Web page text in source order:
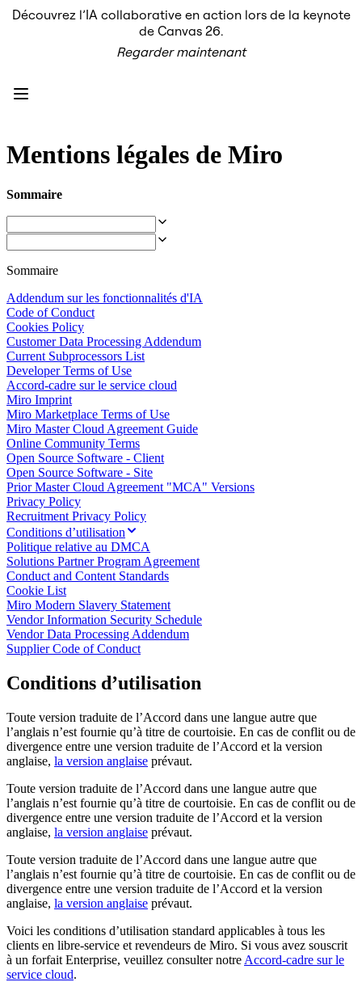
Canevas intelligent
Connecteurs
Serveur MCP
Plans d’action
Intégrations
Formats
Kanban
Plannings
Enregistrement
Tables
Diapositives
Cas d’utilisation
À la une
Explorer les playbooks d’IA
Explorer le Miroverse
Général
Ateliers
Brainstorming
Cartes mentales
Cartes conceptuelles
Diagrammes de flux
Création de roadmaps
Cartographie des processus
Conception technique et documentation
Prototypes et wireframes
Synthèse de recherche
Planification des objectifs
Conception organisationnelle
Solutions
Par segment d’activité
Grandes entreprises
Petites entreprises
Start-ups
Par secteur
Numérique
Services professionnels
Industrie manufacturière
Commerce de détail
Services financiers
Pharmaceutique et sciences de la vie
Par équipe
Gestion de produit
Conception et UX
Découvrez l’IA collaborative en action lors de la keynote
de Canvas 26.
Regarder maintenant
Mentions légales de Miro
Sommaire
Sommaire
Addendum sur les fonctionnalités d'IA
Code of Conduct
Cookies Policy
Customer Data Processing Addendum
Current Subprocessors List
Developer Terms of Use
Accord-cadre sur le service cloud
Miro Imprint
Miro Marketplace Terms of Use
Miro Master Cloud Agreement Guide
Online Community Terms
Open Source Software - Client
Open Source Software - Site
Prior Master Cloud Agreement "MCA" Versions
Privacy Policy
Recruitment Privacy Policy
Conditions d’utilisation
Politique relative au DMCA
Solutions Partner Program Agreement
Conduct and Content Standards
Cookie List
Miro Modern Slavery Statement
Vendor Information Security Schedule
Vendor Data Processing Addendum
Supplier Code of Conduct
Conditions d’utilisation
Toute version traduite de l’Accord dans une langue autre que
l’anglais n’est fournie qu’à titre de courtoisie. En cas de conflit ou de
divergence entre une version traduite de l’Accord et la version
anglaise, la version anglaise prévaut.
Toute version traduite de l’Accord dans une langue autre que
l’anglais n’est fournie qu’à titre de courtoisie. En cas de conflit ou de
divergence entre une version traduite de l’Accord et la version
anglaise, la version anglaise prévaut.
Toute version traduite de l’Accord dans une langue autre que
l’anglais n’est fournie qu’à titre de courtoisie. En cas de conflit ou de
divergence entre une version traduite de l’Accord et la version
anglaise, la version anglaise prévaut.
Voici les conditions d’utilisation standard applicables à tous les
clients en libre-service et revendeurs de Miro. Si vous avez souscrit
à un forfait Enterprise, veuillez consulter notre Accord-cadre sur le
service cloud.